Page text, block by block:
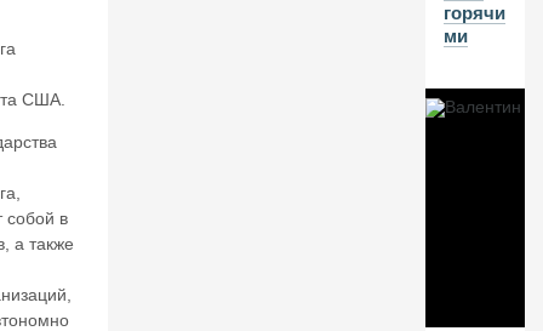
и
д
и
н
ы
США.
собой в
а также
горячи
ми